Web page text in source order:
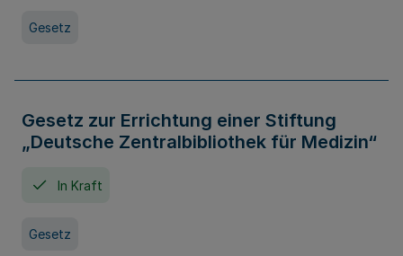
Gesetz
Gesetz zur Errichtung einer Stiftung
„Deutsche Zentralbibliothek für Medizin“
In Kraft
Gesetz